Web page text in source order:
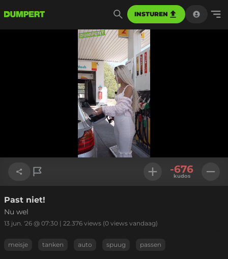
INSTUREN
Geladen:
100.00%
Link kopiëren
-676
kudos
Past niet!
Nu wel
13 jun. '26 @ 07:30 | 22.376 views (0 views vandaag)
meisje tanken auto spuug passen